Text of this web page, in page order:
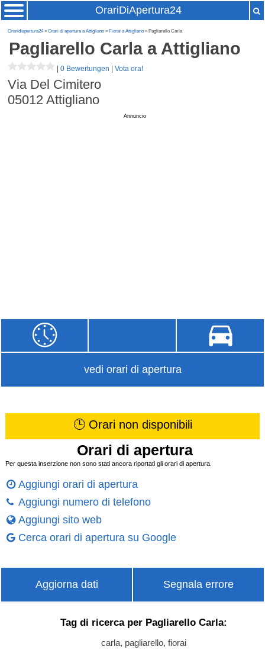
OrariDiApertura24
Oraridiapertura24»Orari di apertura a Attigliano » Fiorai a Attigliano » Pagliarello Carla
Pagliarello Carlaa Attigliano
|0 Bewertungen |Vota ora!
Via Del Cimitero
05012 Attigliano
Annuncio
vedi orari di apertura
🕒 Orari non disponibili
Orari di apertura
Per questa inserzione non sono stati ancora riportati gli orari di apertura.
Aggiungi orari di apertura
Aggiungi numero di telefono
Aggiungi sito web
Cerca orari di apertura su Google
Aggiorna dati Segnala errore
Tag di ricerca per Pagliarello Carla:
carla, pagliarello, fiorai